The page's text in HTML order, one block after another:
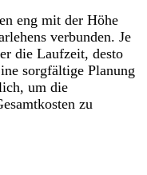
eng mit der Höhe
verbunden. Je
die Laufzeit, desto
sorgfältige Planung
um die
zu